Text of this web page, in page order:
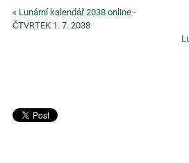
« Lunární kalendář 2038 online -
ČTVRTEK 1. 7. 2038